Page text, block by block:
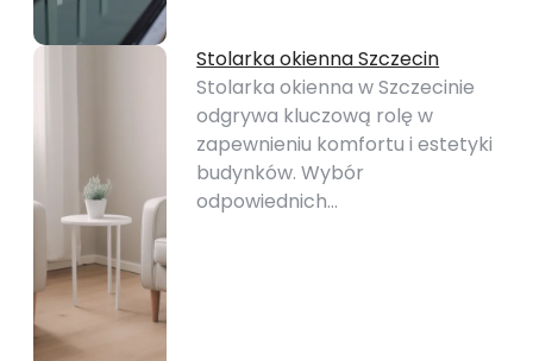
Stolarka okienna Szczecin
Stolarka okienna w Szczecinie
odgrywa kluczową rolę w
zapewnieniu komfortu i estetyki
budynków. Wybór
odpowiednich…